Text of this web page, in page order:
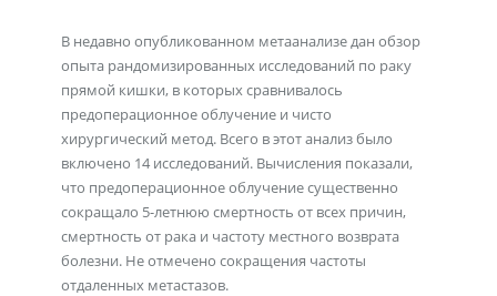
В недавно опубликованном метаанализе дан обзор
опыта рандомизированных исследований по раку
прямой кишки, в которых сравнивалось
предоперационное облучение и чисто
хирургический метод. Всего в этот анализ было
включено 14 исследований. Вычисления показали,
что предоперационное облучение существенно
сокращало 5-летнюю смертность от всех причин,
смертность от рака и частоту местного возврата
болезни. Не отмечено сокращения частоты
отдаленных метастазов.